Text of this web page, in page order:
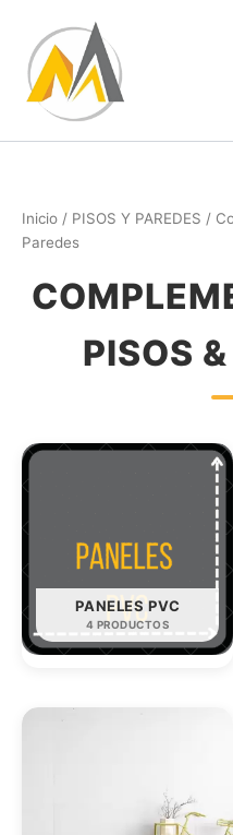
contenido
Inicio / PISOS Y PAREDES /
Paredes
PISOS
PANELES PVC
4 PRODUCTOS